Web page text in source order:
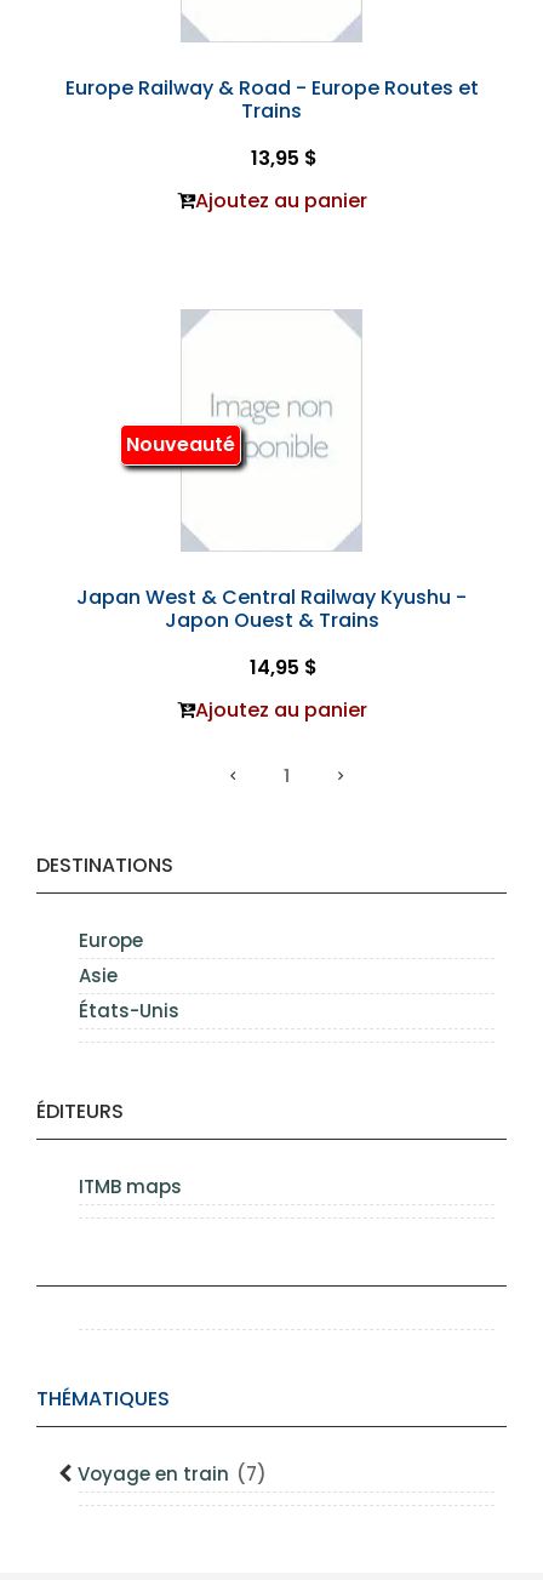
DESTINATIONS
Europe
Asie
États-Unis
ÉDITEURS
ITMB maps
THÉMATIQUES
Voyage en train (7)
Europe Railway & Road - Europe Routes et
Trains
13,95 $
Ajoutez au panier
Nouveauté
Japan West & Central Railway Kyushu -
Japon Ouest & Trains
14,95 $
Ajoutez au panier
1